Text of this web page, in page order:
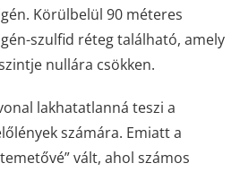
Körülbelül 90 méteres
szulfid réteg található, amely
nullára csökken.
lakhatatlanná teszi a
számára. Emiatt a
vált, ahol számos